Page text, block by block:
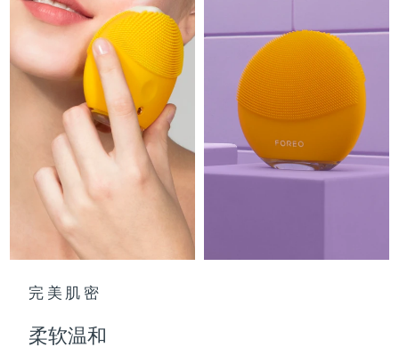
完美肌密
柔软温和
FOREO APP
关于我们
科威特
拉脱维亚 预计送达日期8/10/26
黎巴嫩 预计送达日期8/11/26
立陶宛 预计送达日期 8/10/26
卢森堡 预计送达日期8/10/26
中国澳门特别行政区
马来西亚 预计送达日期8/13/26
马耳他
墨西哥